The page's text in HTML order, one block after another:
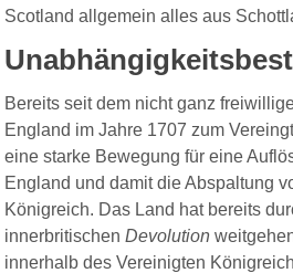
Scotland allgemein alles aus
Bereits seit dem nicht ganz
England im Jahre 1707 zum
eine starke Bewegung für eine
England und damit die Abspaltung
Königreich. Das Land hat bereits
innerbritischenDevolution
innerhalb des Vereinigten